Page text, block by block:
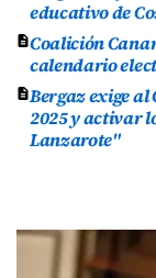
educativo de
Coalición
calendario
Bergaz exige
2025 y activar
Lanzarote"